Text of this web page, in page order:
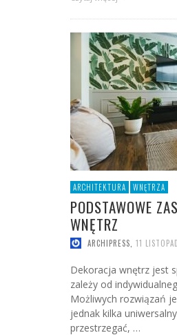
ARCHITEKTURA WNĘTRZA
PODSTAWOWE
WNĘTRZ
ARCHIPRESS 11
Dekoracja wnętrz jest
zależy od
Możliwych rozwiązań
jednak kilka
przestrzegać, …